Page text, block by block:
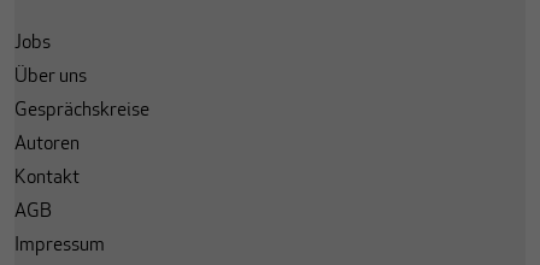
Jobs
Über uns
Gesprächskreise
Autoren
Kontakt
AGB
Impressum